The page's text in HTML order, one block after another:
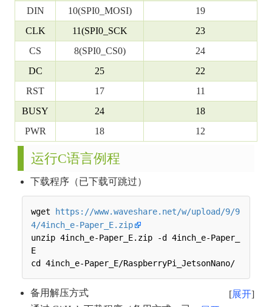
DIN
10(SPI0_MOSI)
19
CLK
11(SPI0_SCK
23
CS
8(SPI0_CS0)
24
DC
25
22
RST
17
11
BUSY
24
18
PWR
18 12
运行C语言例程
下载程序（已下载可跳过）
wget
https://www.waveshare.net/w/upload/9/9
4/4inch_e-Paper_E.zip
unzip 4inch_e-Paper_E.zip -d 4inch_e-Paper_
E
展开
备用解压方式